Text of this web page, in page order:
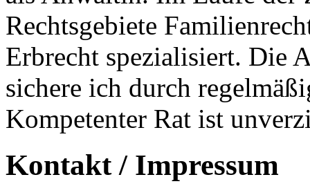
Rechtsgebiete
Erbrecht spezialisiert. Die
sichere ich durch
Kompetenter Rat ist
Kontakt / Impressum